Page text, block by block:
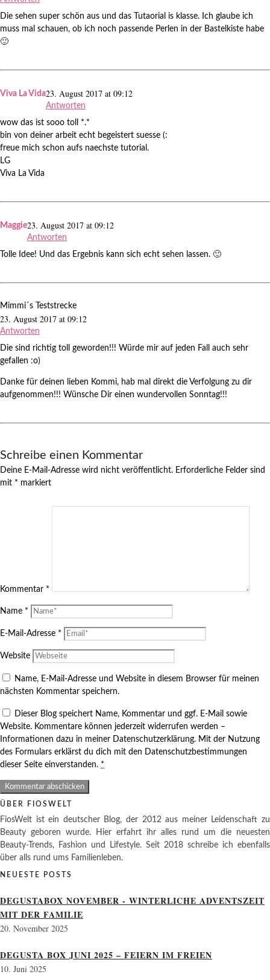
Die sehen super schön aus und das Tutaorial is klasse. Ich glaube ich
muss mal schauen, ob ich noch passende Perlen in der Bastelkiste habe
🙂
Viva La Vida23. August 2017 at 09:12
Antworten
wow das ist sooo toll *.*
bin von deiner arbeit echt begeistert suesse (:
freue mich schon aufs naechste tutorial.
LG
Viva La Vida
Maggie23. August 2017 at 09:12
Antworten
Tolle Idee! Und das Ergebnis kann sich echt sehen lassen. 🙂
Mimmi´s Teststrecke
23. August 2017 at 09:12
Antworten
Die sind richtig toll geworden!!! Würde mir auf jeden Fall auch sehr
gefallen :o)
Danke für deinen lieben Kommi, hab mal direkt die Verfolgung zu dir
aufgenommen!!! Wünsche Dir einen wundervollen Sonntag!!!
Schreibe einen Kommentar
Deine E-Mail-Adresse wird nicht veröffentlicht. Erforderliche Felder sind
mit * markiert
Kommentar *
Name *
E-Mail-Adresse *
Website
Name, E-Mail-Adresse und Website in diesem Browser für meinen
nächsten Kommentar speichern.
Dieser Blog speichert Name, Kommentar und ggf. E-Mail sowie
Website. Kommentare können jederzeit widerrufen werden –
Informationen dazu in meiner Datenschutzerklärung. Mit der Nutzung
des Formulars erklärst du dich mit den Datenschutzbestimmungen
dieser Seite einverstanden. *
ÜBER FIOSWELT
FiosWelt ist ein deutscher Blog, der 2012 aus meiner Leidenschaft zu
Beauty geboren wurde. Hier erfahrt ihr alles rund um die neuesten
Beauty-Trends, Fashion und Lifestyle. Seit 2018 schreibe ich ebenfalls
über alls rund ums Familienleben.
NEUESTE POSTS
DEGUSTABOX NOVEMBER - WINTERLICHE ADVENTSZEIT
MIT DER FAMILIE
20. November 2025
DEGUSTA BOX JUNI 2025 – FEIERN IM FREIEN
10. Juni 2025